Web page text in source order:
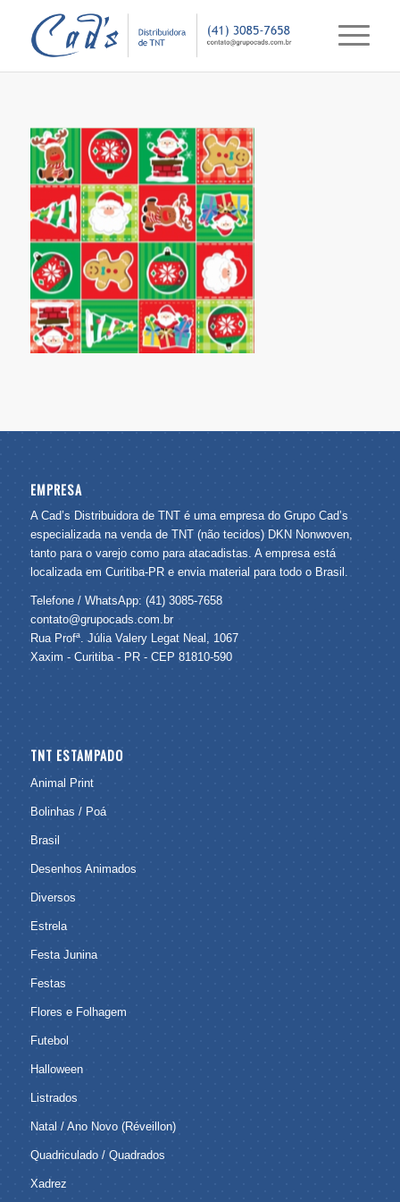
EMPRESA
A Cad’s Distribuidora de TNT é uma empresa do Grupo Cad’s
especializada na venda de TNT (não tecidos) DKN Nonwoven,
tanto para o varejo como para atacadistas. A empresa está
localizada em Curitiba-PR e envia material para todo o Brasil.
Telefone / WhatsApp: (41) 3085-7658
contato@grupocads.com.br
Rua Profª. Júlia Valery Legat Neal, 1067
Xaxim - Curitiba - PR - CEP 81810-590
TNT ESTAMPADO
Animal Print
Bolinhas / Poá
Brasil
Desenhos Animados
Diversos
Estrela
Festa Junina
Festas
Flores e Folhagem
Futebol
Halloween
Listrados
Natal / Ano Novo (Réveillon)
Quadriculado / Quadrados
Xadrez